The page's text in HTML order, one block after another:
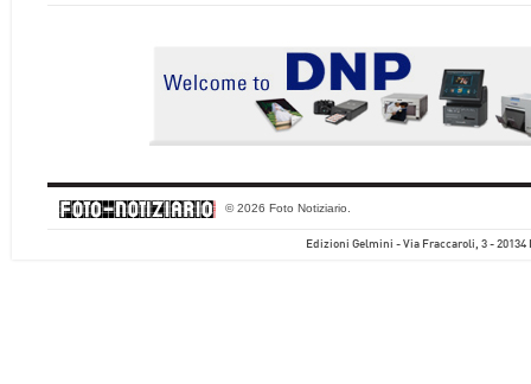
© 2026 Foto Notiziario.
Edizioni Gelmini - Via Fraccaroli, 3 - 20134